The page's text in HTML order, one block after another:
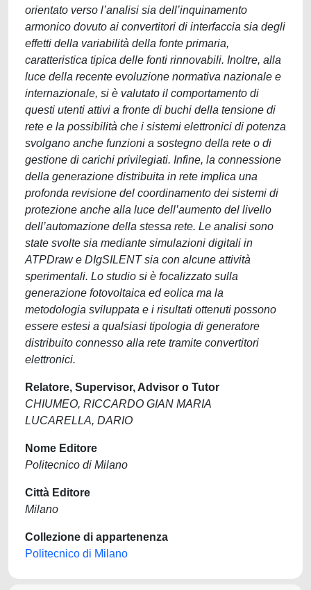
orientato verso l’analisi sia dell’inquinamento
armonico dovuto ai convertitori di interfaccia sia degli
effetti della variabilità della fonte primaria,
caratteristica tipica delle fonti rinnovabili. Inoltre, alla
luce della recente evoluzione normativa nazionale e
internazionale, si è valutato il comportamento di
questi utenti attivi a fronte di buchi della tensione di
rete e la possibilità che i sistemi elettronici di potenza
svolgano anche funzioni a sostegno della rete o di
gestione di carichi privilegiati. Infine, la connessione
della generazione distribuita in rete implica una
profonda revisione del coordinamento dei sistemi di
protezione anche alla luce dell’aumento del livello
dell’automazione della stessa rete. Le analisi sono
state svolte sia mediante simulazioni digitali in
ATPDraw e DIgSILENT sia con alcune attività
sperimentali. Lo studio si è focalizzato sulla
generazione fotovoltaica ed eolica ma la
metodologia sviluppata e i risultati ottenuti possono
essere estesi a qualsiasi tipologia di generatore
distribuito connesso alla rete tramite convertitori
elettronici.
Relatore, Supervisor, Advisor o Tutor
CHIUMEO, RICCARDO GIAN MARIA
LUCARELLA, DARIO
Nome Editore
Politecnico di Milano
Città Editore
Milano
Collezione di appartenenza
Politecnico di Milano